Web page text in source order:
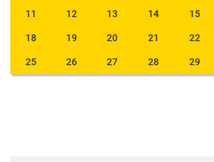
11 12 13 14 15
18 19 20 21 22
25 26 27 28 29